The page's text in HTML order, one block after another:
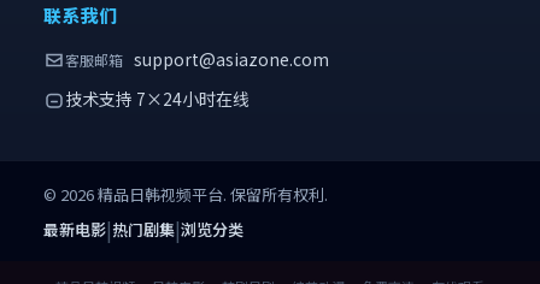
联系我们
客服邮箱 support@asiazone.com
技术支持 7×24小时在线
© 2026精品日韩视频平台. 保留所有权利.
最新电影|热门剧集|浏览分类